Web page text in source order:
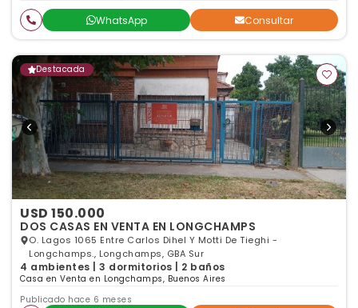
WhatsApp Consultar
Destacada
USD 150.000
DOS CASAS EN VENTA EN LONGCHAMPS
O. Lagos 1065 Entre Carlos Dihel Y Motti De Tieghi -
Longchamps., Longchamps, GBA Sur
4 ambientes | 3 dormitorios | 2 baños
Casa en Venta en Longchamps, Buenos Aires
Publicado hace 6 meses